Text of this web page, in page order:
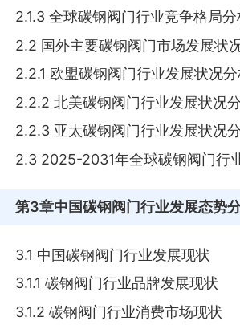
2.1.3 全球碳钢阀门行业竞争格局分
2.2 国外主要碳钢阀门市场发展状
2.2.1 欧盟碳钢阀门行业发展状况
2.2.2 北美碳钢阀门行业发展状况
2.2.3 亚太碳钢阀门行业发展状况
2.3 2025-2031年全球碳钢阀门行
第3章中国碳钢阀门行业发展态势
3.1 中国碳钢阀门行业发展现状
3.1.1 碳钢阀门行业品牌发展现状
3.1.2 碳钢阀门行业消费市场现状